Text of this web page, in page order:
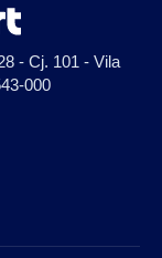
- Cj. 101 - Vila
000